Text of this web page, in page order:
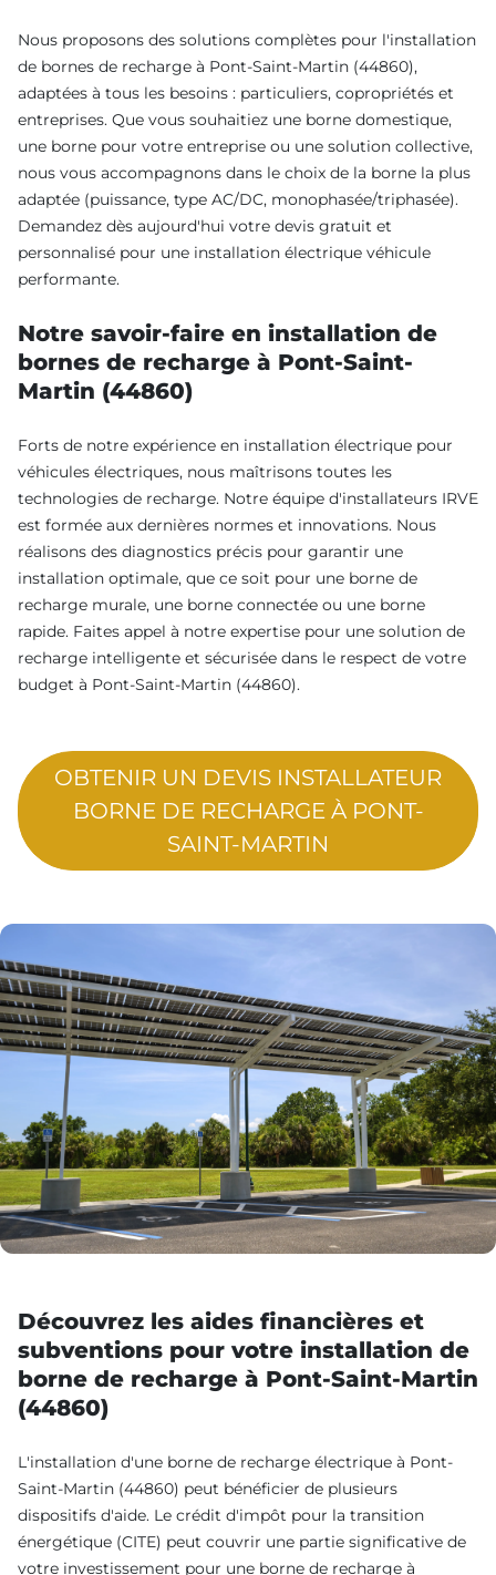
Nous proposons des solutions complètes pour l'installation
de bornes de recharge à Pont-Saint-Martin (44860),
adaptées à tous les besoins : particuliers, copropriétés et
entreprises. Que vous souhaitiez une borne domestique,
une borne pour votre entreprise ou une solution collective,
nous vous accompagnons dans le choix de la borne la plus
adaptée (puissance, type AC/DC, monophasée/triphasée).
Demandez dès aujourd'hui votre devis gratuit et
personnalisé pour une installation électrique véhicule
performante.
Notre savoir-faire en installation de
bornes de recharge à Pont-Saint-
Martin (44860)
Forts de notre expérience en installation électrique pour
véhicules électriques, nous maîtrisons toutes les
technologies de recharge. Notre équipe d'installateurs IRVE
est formée aux dernières normes et innovations. Nous
réalisons des diagnostics précis pour garantir une
installation optimale, que ce soit pour une borne de
recharge murale, une borne connectée ou une borne
rapide. Faites appel à notre expertise pour une solution de
recharge intelligente et sécurisée dans le respect de votre
budget à Pont-Saint-Martin (44860).
OBTENIR UN DEVIS INSTALLATEUR
BORNE DE RECHARGE À PONT-
SAINT-MARTIN
Découvrez les aides financières et
subventions pour votre installation de
borne de recharge à Pont-Saint-Martin
(44860)
L'installation d'une borne de recharge électrique à Pont-
Saint-Martin (44860) peut bénéficier de plusieurs
dispositifs d'aide. Le crédit d'impôt pour la transition
énergétique (CITE) peut couvrir une partie significative de
votre investissement pour une borne de recharge à